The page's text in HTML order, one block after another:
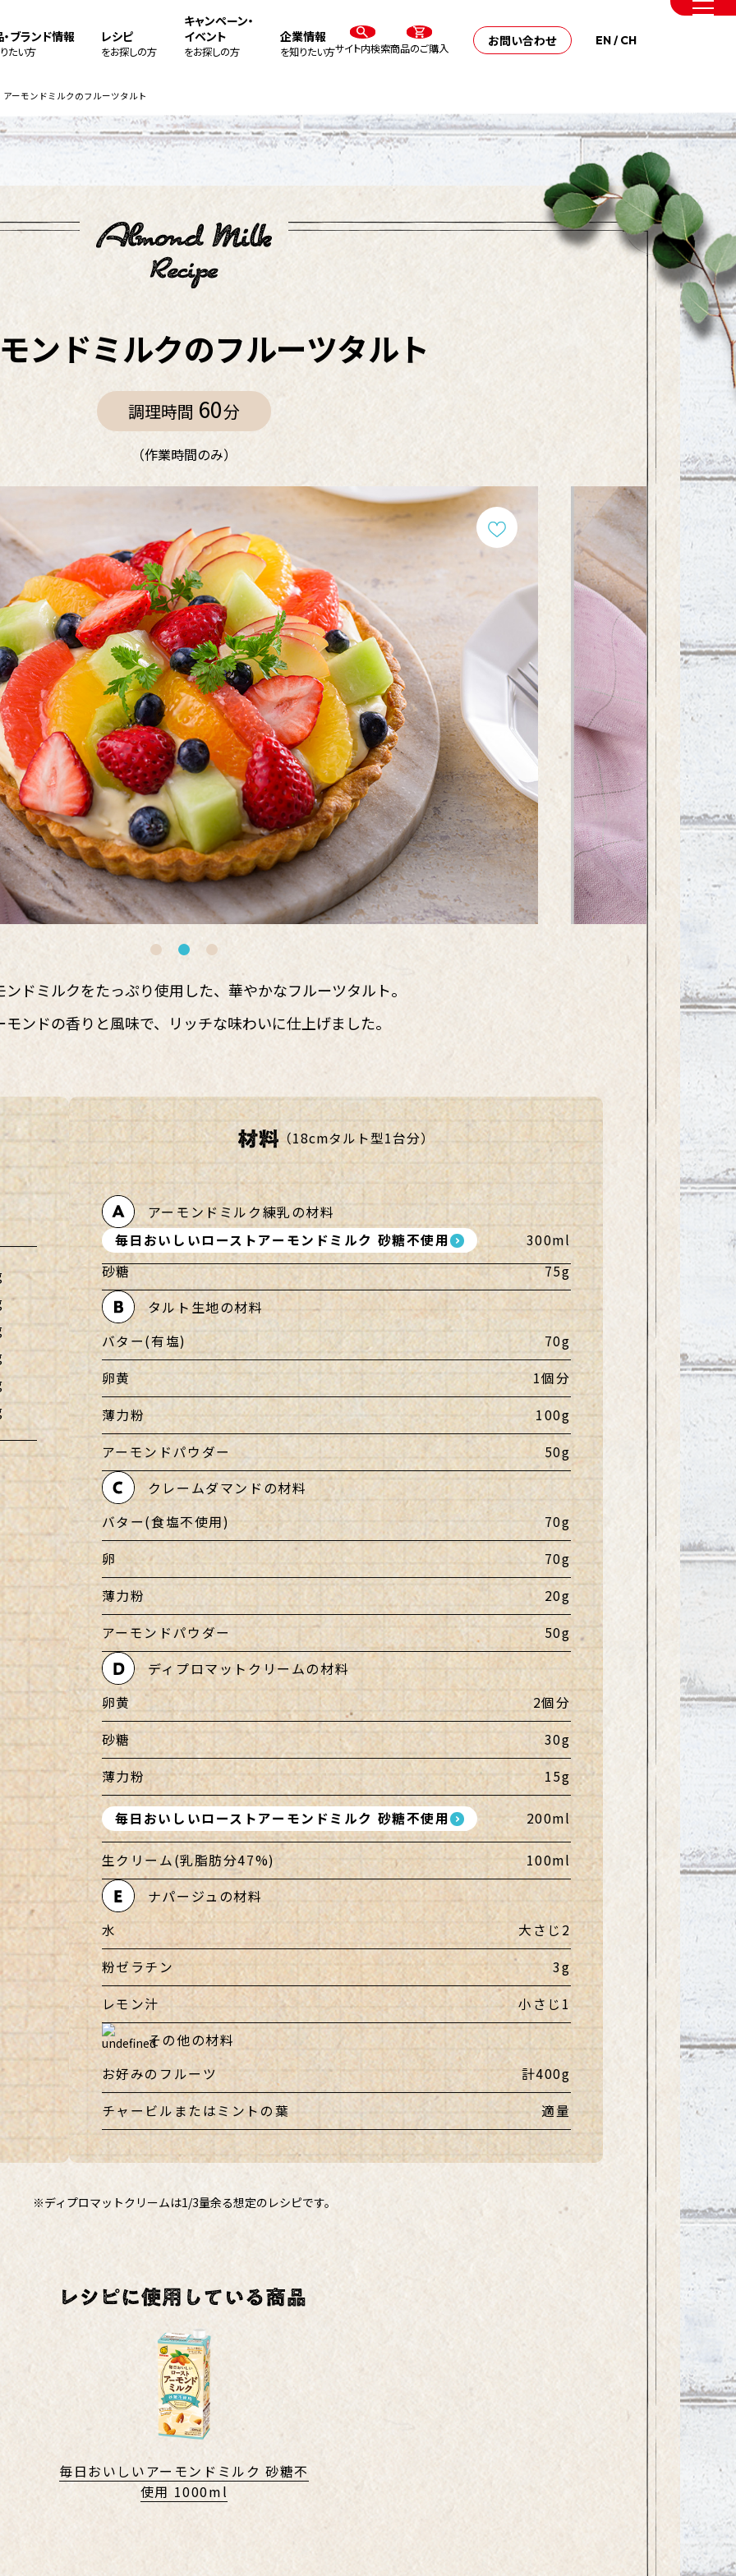
ブランド情報
たい方
レシピ
をお探しの方
キャンペーン・
イベント
をお探しの方
企業情報
を知りたい方サイト内検索商品のご購入
お問い合わせ EN/CH
アーモンドミルクのフルーツタルト
ンドミルクのフルーツタルト
調理時間 60分
作業時間のみ
ンドミルクをたっぷり使用した、華やかなフルーツタルト。
モンドの香りと風味で、リッチな味わいに仕上げました。
（18cmタルト型1台分）
アーモンドミルク練乳の材料
毎日おいしいローストアーモンドミルク 砂糖不使用
300ml
砂糖
75g
タルト生地の材料
バター(有塩)
70g
卵黄
1個分
薄力粉
100g
アーモンドパウダー
50g
クレームダマンドの材料
バター(食塩不使用)
70g
卵
70g
薄力粉
20g
アーモンドパウダー
50g
ディプロマットクリームの材料
卵黄
2個分
砂糖
30g
薄力粉
15g
毎日おいしいローストアーモンドミルク 砂糖不使用 200ml
生クリーム(乳脂肪分47%) 100ml
ナパージュの材料
水
大さじ2
粉ゼラチン
3g
レモン汁
小さじ1
その他の材料
お好みのフルーツ
計400g
チャービルまたはミントの葉
適量
※ディプロマットクリームは1/3量余る想定のレシピです。
毎日おいしいアーモンドミルク 砂糖不
使用 1000ml